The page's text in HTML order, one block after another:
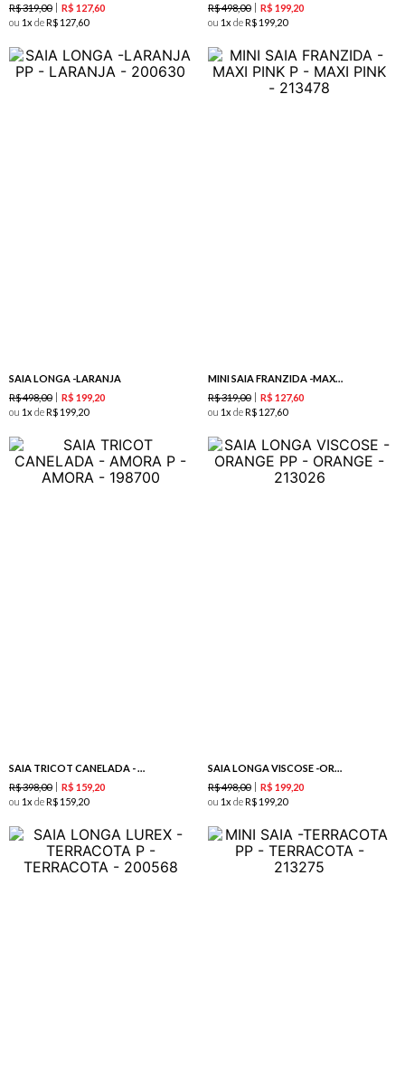
R$319,00 R$ 127,60
ou 1 deR$ 127 60
R$498,00 R$ 199 20
ou 1 deR$ 199 20
SAIA LONGA -LARANJA
R$498,00 R$ 199 20
ou 1 deR$ 199 20
MINI SAIA FRANZIDA -MAXI PINK
R$319,00 R$ 127,60
ou 1 deR$ 127 60
SAIA TRICOT CANELADA - AMORA
R$398,00 R$ 159 20
ou 1 deR$ 159 20
SAIA LONGA VISCOSE -ORANGE
R$498,00 R$ 199 20
ou 1 deR$ 199 20